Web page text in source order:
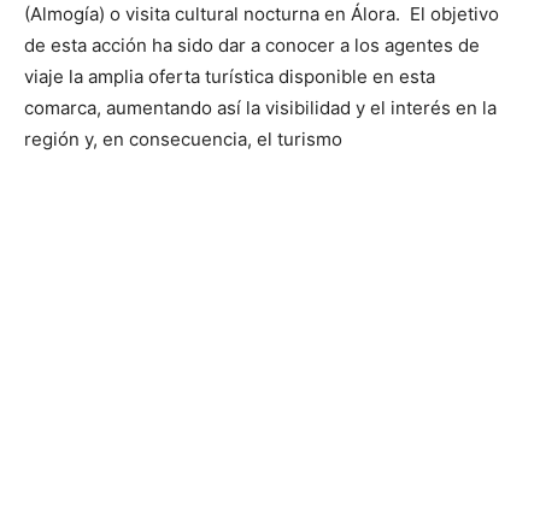
(Almogía) o visita cultural nocturna en Álora. El objetivo
de esta acción ha sido dar a conocer a los agentes de
viaje la amplia oferta turística disponible en esta
comarca, aumentando así la visibilidad y el interés en la
región y, en consecuencia, el turismo